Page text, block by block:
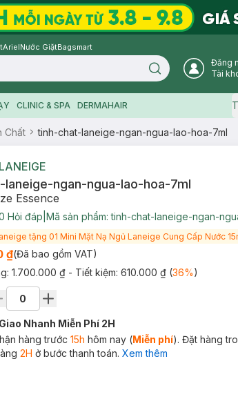
ArielNước GiặtBagsmart
Search icon
Đăng
Tài
CLINIC & SPA DERMAHAIR
Chất tinh-chat-laneige-ngan-ngua-lao-hoa-7ml
ngan-ngua-lao-hoa-7ml
Essence
Hỏi đáp Mã sản phẩm:tinh-chat-laneige-ngan-
tặng 01 Mini Mặt Nạ Ngủ Laneige Cung Cấp Nước
₫(Đã bao gồm VAT)
1.700.000 ₫ - Tiết kiệm: 610.000 ₫(36%)
Nhanh Miễn Phí 2H
hàng trước 15h hôm nay (Miễn phí). Đặt hàng
2H ở bước thanh toán. Xem thêm